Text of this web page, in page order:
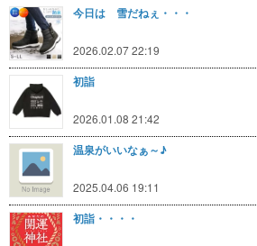
今日は 雪だねぇ・・・
2026.02.07 22:19
初詣
2026.01.08 21:42
温泉がいいなぁ～♪
2025.04.06 19:11
初詣・・・・